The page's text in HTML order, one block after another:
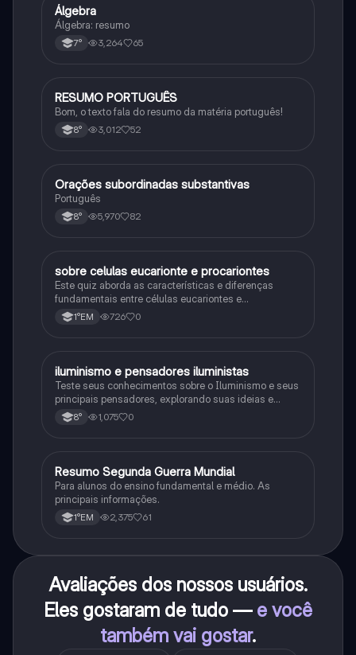
Matematica
Álgebra
Álgebra: resumo
7° 3,264 65
Português
RESUMO PORTUGUÊS
Bom, o texto fala do resumo da matéria português!
8° 3,012 52
Português
Orações subordinadas substantivas
Português
8° 5,970 82
Biologia
sobre celulas eucarionte e procariontes
Este quiz aborda as características e diferenças
fundamentais entre células eucariontes e
procariontes.
1°EM 726 0
História
iluminismo e pensadores iluministas
Teste seus conhecimentos sobre o Iluminismo e seus
principais pensadores, explorando suas ideias e
impacto histórico.
8° 1,075 0
História
Resumo Segunda Guerra Mundial
Para alunos do ensino fundamental e médio. As
principais informações.
1°EM 2,375 61
Avaliações dos nossos usuários.
Eles gostaram de tudo — e você
também vai gostar.